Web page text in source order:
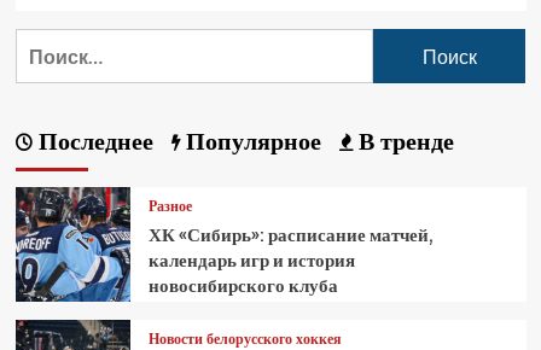
Последнее Популярное В тренде
Разное
ХК «Сибирь»: расписание матчей,
календарь игр и история
новосибирского клуба
Новости белорусского хоккея